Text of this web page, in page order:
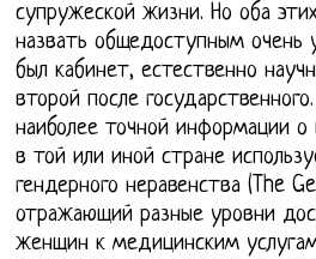
супружеской жизни. Но оба
назвать общедоступным очень
был кабинет, естественно
второй после
наиболее точной информации о
в той или иной стране
гендерного неравенства (The
отражающий разные уровни
женщин к медицинским